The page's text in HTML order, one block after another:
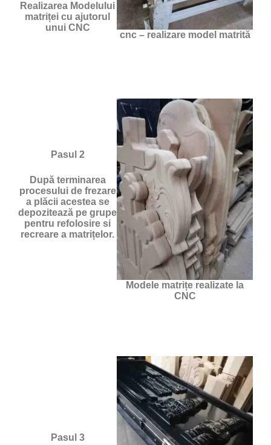
cnc – realizare model matrită
Realizarea Modelului
matriței cu ajutorul
unui CNC
Modele matrițe realizate la
CNC
Pasul 2
După terminarea
procesului de frezare
a plăcii acestea se
depozitează pe grupe
pentru refolosire si
recreare a matrițelor.
Pasul 3